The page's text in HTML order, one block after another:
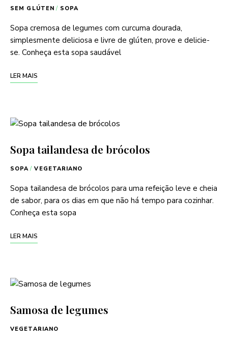
SEM GLÚTEN / SOPA
Sopa cremosa de legumes com curcuma dourada,
simplesmente deliciosa e livre de glúten, prove e delicie-
se. Conheça esta sopa saudável
LER MAIS
Sopa tailandesa de brócolos
SOPA / VEGETARIANO
Sopa tailandesa de brócolos para uma refeição leve e cheia
de sabor, para os dias em que não há tempo para cozinhar.
Conheça esta sopa
LER MAIS
Samosa de legumes
VEGETARIANO